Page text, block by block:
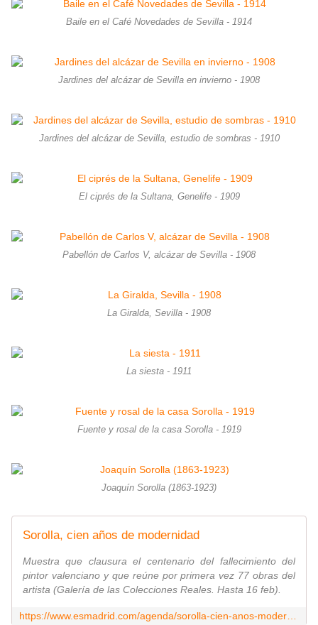
Baile en el Café Novedades de Sevilla - 1914
Jardines del alcázar de Sevilla en invierno - 1908
Jardines del alcázar de Sevilla, estudio de sombras - 1910
El ciprés de la Sultana, Genelife - 1909
Pabellón de Carlos V, alcázar de Sevilla - 1908
La Giralda, Sevilla - 1908
La siesta - 1911
Fuente y rosal de la casa Sorolla - 1919
Joaquín Sorolla (1863-1923)
Sorolla, cien años de modernidad
Muestra que clausura el centenario del fallecimiento del
pintor valenciano y que reúne por primera vez 77 obras del
artista (Galería de las Colecciones Reales. Hasta 16 feb).